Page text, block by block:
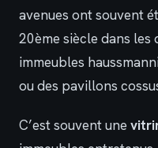
avenues ont souvent
20ème siècle dans les
immeubles
ou des pavillons
C’est souvent une